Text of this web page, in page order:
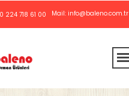
224 718 61 00 Mail: info@baleno.com.tr